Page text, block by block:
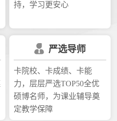
持，学习更安心
严选导师
卡院校、卡成绩、卡能
力，层层严选TOP50全优
硕博名师，为课业辅导奠
定教学保障